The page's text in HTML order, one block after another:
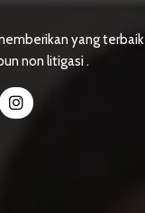
yang
non litigasi .